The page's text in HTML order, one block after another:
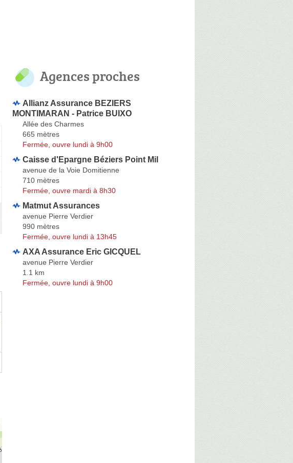
Agences proches
Allianz Assurance BEZIERS
MONTIMARAN - Patrice BUIXO
Allée des Charmes
665 mètres
Fermée, ouvre lundi à 9h00
Caisse d'Epargne Béziers Point Mil
avenue de la Voie Domitienne
710 mètres
Fermée, ouvre mardi à 8h30
Matmut Assurances
avenue Pierre Verdier
990 mètres
Fermée, ouvre lundi à 13h45
AXA Assurance Eric GICQUEL
avenue Pierre Verdier
1.1 km
Fermée, ouvre lundi à 9h00